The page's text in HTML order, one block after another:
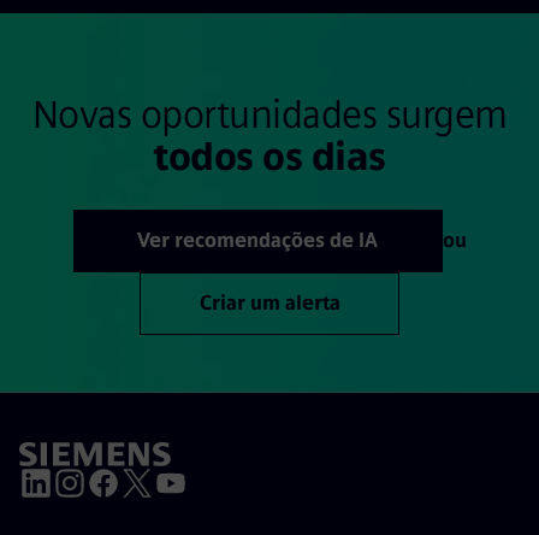
Novas oportunidades surgem
todos os dias
Ver recomendações de IA ou
Criar um alerta